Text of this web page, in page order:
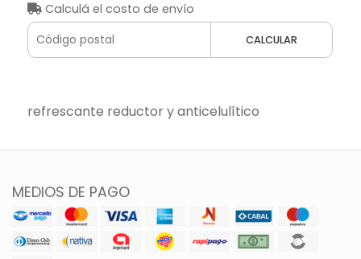
Calculá el costo de envío
CALCULAR
refrescante reductor y anticelulítico
MEDIOS DE PAGO